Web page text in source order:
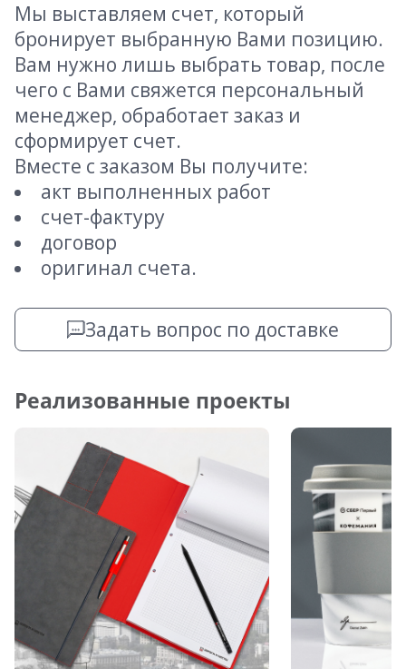
Мы выставляем счет, который
бронирует выбранную Вами позицию.
Вам нужно лишь выбрать товар, после
чего с Вами свяжется персональный
менеджер, обработает заказ и
сформирует счет.
Вместе с заказом Вы получите:
акт выполненных работ
счет-фактуру
договор
оригинал счета.
Задать вопрос по доставке
Реализованные проекты